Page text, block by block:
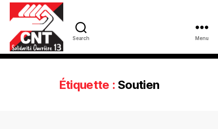
Search Menu
Étiquette : Soutien